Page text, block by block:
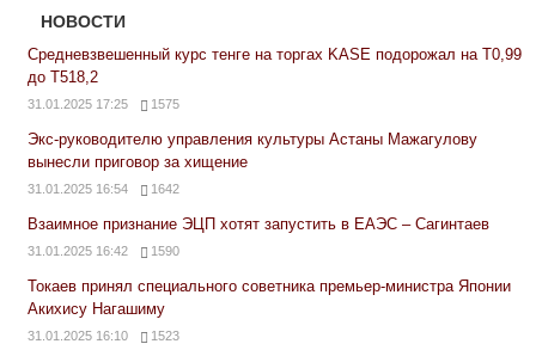
НОВОСТИ
Средневзвешенный курс тенге на торгах KASE подорожал на Т0,99
до Т518,2
31.01.2025 17:25 1575
Экс-руководителю управления культуры Астаны Мажагулову
вынесли приговор за хищение
31.01.2025 16:54 1642
Взаимное признание ЭЦП хотят запустить в ЕАЭС – Сагинтаев
31.01.2025 16:42 1590
Токаев принял специального советника премьер-министра Японии
Акихису Нагашиму
31.01.2025 16:10 1523